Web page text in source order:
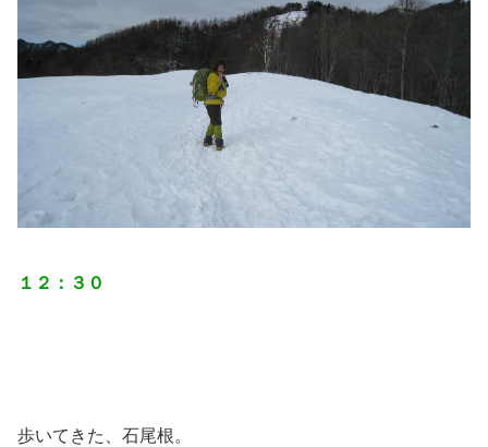
１２：３０
歩いてきた、石尾根。